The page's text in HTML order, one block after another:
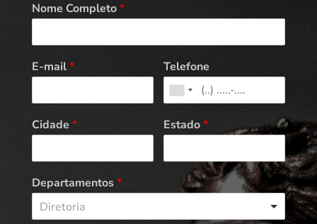
Nome Completo*
E-mail* Telefone
Cidade * Estado*
Departamentos*
Diretoria